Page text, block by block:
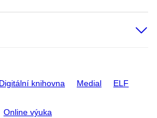
Digitální knihovna Medial ELF
Online výuka